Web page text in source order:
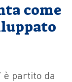
come
è partito da